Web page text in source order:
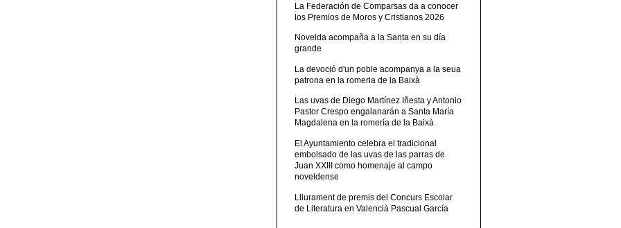
La Federación de Comparsas da a conocer
los Premios de Moros y Cristianos 2026
Novelda acompaña a la Santa en su día
grande
La devoció d'un poble acompanya a la seua
patrona en la romeria de la Baixà
Las uvas de Diego Martínez Iñesta y Antonio
Pastor Crespo engalanarán a Santa María
Magdalena en la romería de la Baixà
El Ayuntamiento celebra el tradicional
embolsado de las uvas de las parras de
Juan XXIII como homenaje al campo
noveldense
Lliurament de premis del Concurs Escolar
de Literatura en Valencià Pascual García